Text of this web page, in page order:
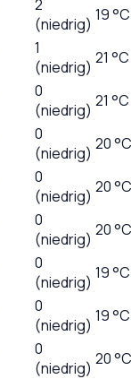
2
(niedrig) 19 °C
1
(niedrig) 21 °C
0
(niedrig) 21 °C
0
(niedrig) 20 °C
0
(niedrig) 20 °C
0
(niedrig) 20 °C
0
(niedrig) 19 °C
0
(niedrig) 19 °C
0
(niedrig) 20 °C